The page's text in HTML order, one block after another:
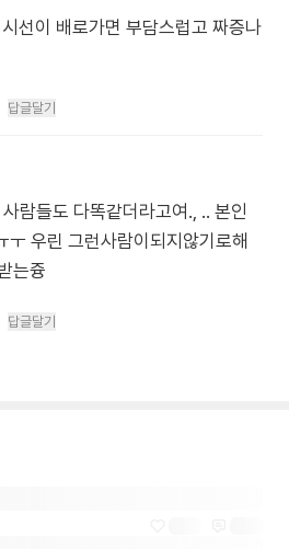
선이 배로가면 부담스럽고 짜증나
답글달기
람들도 다똑같더라고여., .. 본인
ㅜ 우린 그런사람이되지않기로해
답글달기